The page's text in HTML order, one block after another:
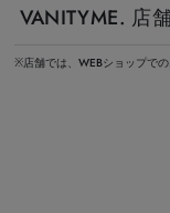
VANITYME. 店
※店舗では、WEBショップで